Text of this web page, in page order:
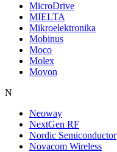
MicroDrive
MIELTA
Mikroelektronika
Mobinus
Moco
Molex
Movon
N
Neoway
NextGen RF
Nordic Semiconductor
Novacom Wireless